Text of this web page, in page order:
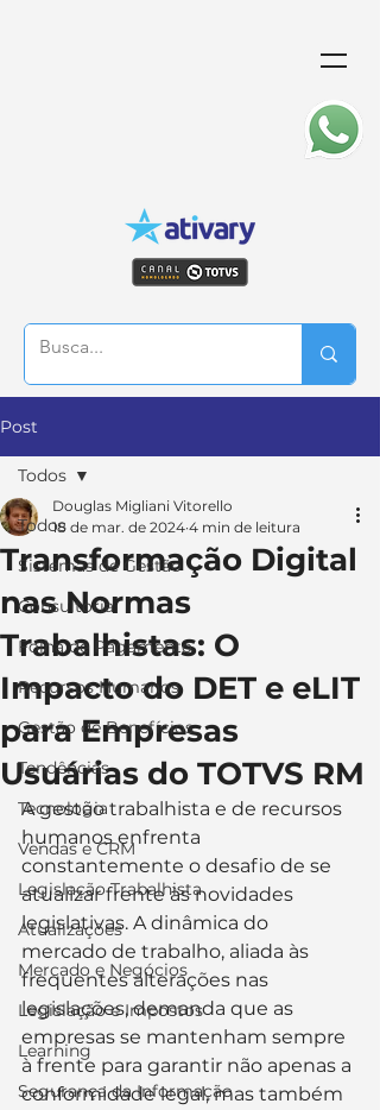
Post
Todos
Sistemas de Gestão
Consultoria
Folha de Pagamento
Recursos Humanos
Gestão de Benefícios
Tendências
Tecnologia
Vendas e CRM
Legislação Trabalhista
Atualizações
Mercado e Negócios
Legislação e Impostos
Learning
Segurança da Informação
Todos
Transformação Digital
nas Normas
Trabalhistas: O
Impacto do DET e eLIT
para Empresas
Usuárias do TOTVS RM
Douglas Migliani Vitorello
18 de mar. de 2024 4 min de leitura
A gestão trabalhista e de recursos
humanos enfrenta
constantemente o desafio de se
atualizar frente às novidades
legislativas. A dinâmica do
mercado de trabalho, aliada às
frequentes alterações nas
legislações, demanda que as
empresas se mantenham sempre
à frente para garantir não apenas a
conformidade legal, mas também